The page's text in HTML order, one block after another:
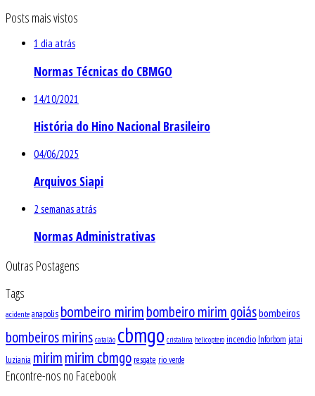
Posts mais vistos
1 dia atrás
Normas Técnicas do CBMGO
14/10/2021
História do Hino Nacional Brasileiro
04/06/2025
Arquivos Siapi
2 semanas atrás
Normas Administrativas
Outras Postagens
Tags
acidente anapolis bombeiro mirimbombeiro mirim goiásbombeiros
bombeiros mirins catalão cbmgo cristalina helicoptero incendio Inforbom jatai
luziania mirimmirim cbmgo resgate rio verde
Encontre-nos no Facebook